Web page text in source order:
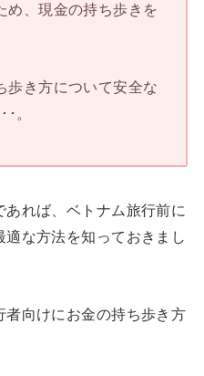
め、現金の持ち歩きを
歩き方について安全な
。
あれば、ベトナム旅行前に
な方法を知っておきまし
向けにお金の持ち歩き方